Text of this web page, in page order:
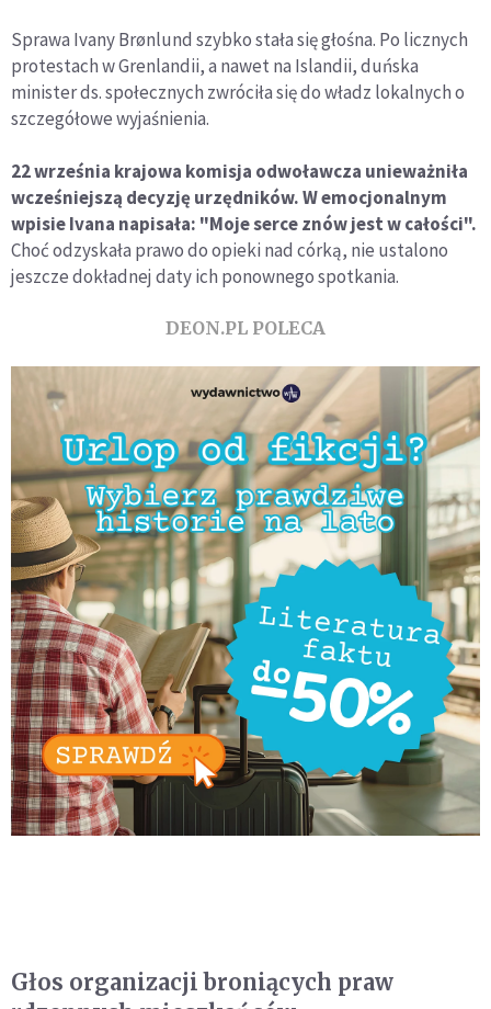
Sprawa Ivany Brønlund szybko stała się głośna. Po licznych
protestach w Grenlandii, a nawet na Islandii, duńska
minister ds. społecznych zwróciła się do władz lokalnych o
szczegółowe wyjaśnienia.
22 września krajowa komisja odwoławcza unieważniła
wcześniejszą decyzję urzędników. W emocjonalnym
wpisie Ivana napisała: "Moje serce znów jest w całości".
Choć odzyskała prawo do opieki nad córką, nie ustalono
jeszcze dokładnej daty ich ponownego spotkania.
DEON.PL POLECA
Głos organizacji broniących praw